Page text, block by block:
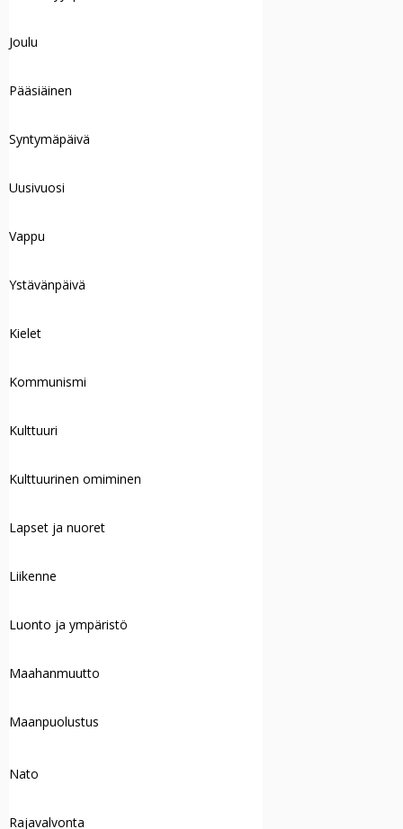
Joulu
Pääsiäinen
Syntymäpäivä
Uusivuosi
Vappu
Ystävänpäivä
Kielet
Kommunismi
Kulttuuri
Kulttuurinen omiminen
Lapset ja nuoret
Liikenne
Luonto ja ympäristö
Maahanmuutto
Maanpuolustus
Nato
Rajavalvonta